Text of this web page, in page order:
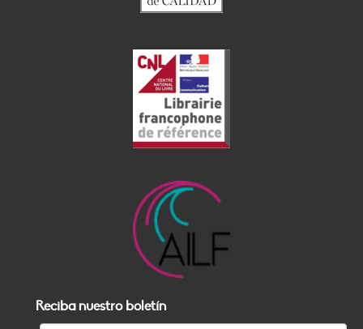
Reciba nuestro boletín